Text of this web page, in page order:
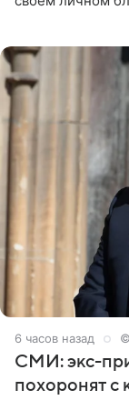
6 часов назад
СМИ: экс-
похоронят с